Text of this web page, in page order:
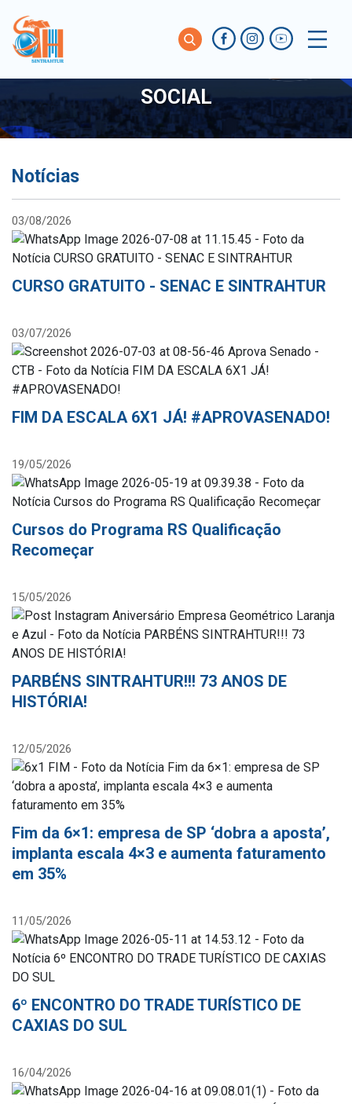
SOCIAL
Notícias
03/08/2026
CURSO GRATUITO - SENAC E SINTRAHTUR
03/07/2026
FIM DA ESCALA 6X1 JÁ! #APROVASENADO!
19/05/2026
Cursos do Programa RS Qualificação
Recomeçar
15/05/2026
PARBÉNS SINTRAHTUR!!! 73 ANOS DE
HISTÓRIA!
12/05/2026
Fim da 6×1: empresa de SP ‘dobra a aposta’,
implanta escala 4×3 e aumenta faturamento
em 35%
11/05/2026
6º ENCONTRO DO TRADE TURÍSTICO DE
CAXIAS DO SUL
16/04/2026